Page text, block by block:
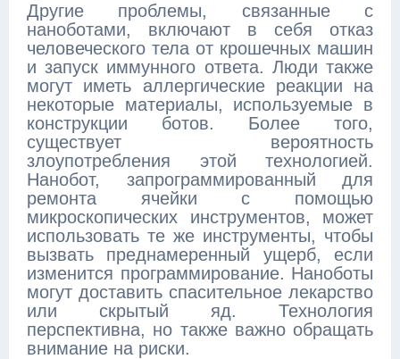
Другие проблемы, связанные с
наноботами, включают в себя отказ
человеческого тела от крошечных машин
и запуск иммунного ответа. Люди также
могут иметь аллергические реакции на
некоторые материалы, используемые в
конструкции ботов. Более того,
существует вероятность
злоупотребления этой технологией.
Нанобот, запрограммированный для
ремонта ячейки с помощью
микроскопических инструментов, может
использовать те же инструменты, чтобы
вызвать преднамеренный ущерб, если
изменится программирование. Наноботы
могут доставить спасительное лекарство
или скрытый яд. Технология
перспективна, но также важно обращать
внимание на риски.